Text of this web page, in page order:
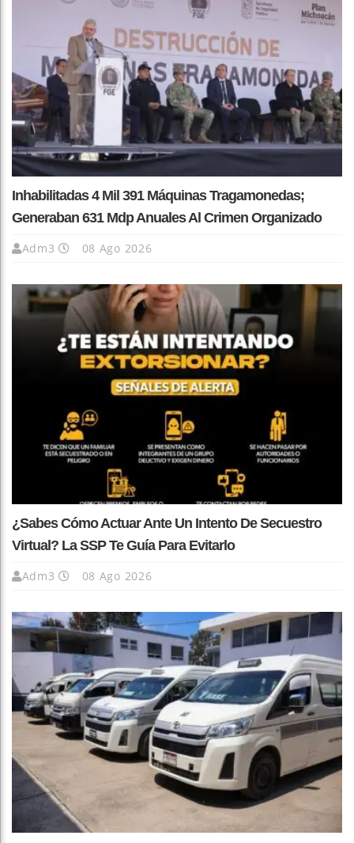
Inhabilitadas 4 Mil 391 Máquinas Tragamonedas;
Generaban 631 Mdp Anuales Al Crimen Organizado
Adm3 08 Ago 2026
¿Sabes Cómo Actuar Ante Un Intento De Secuestro
Virtual? La SSP Te Guía Para Evitarlo
Adm3 08 Ago 2026